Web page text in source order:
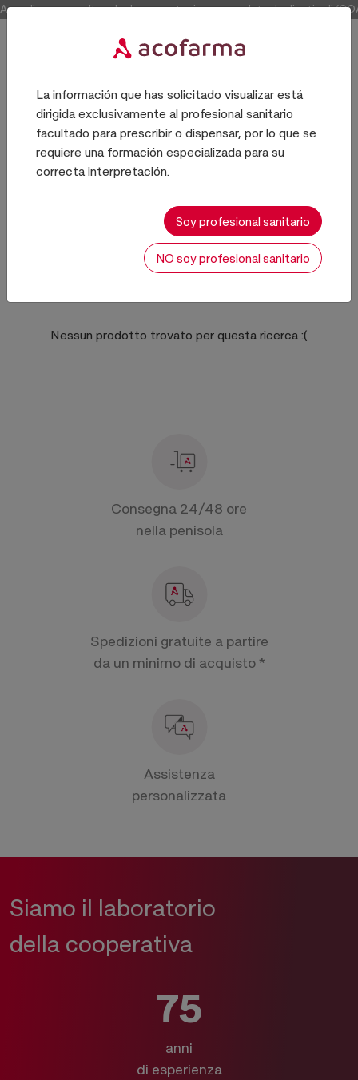
Accedi per consultare la documentazione completa degli articoli
Producto químico
PORTUGAL
Nessun prodotto trovato per questa ricerca :(
Consegna 24/48 ore
nella penisola
Spedizioni gratuite a partire
da un minimo di acquisto *
Assistenza
personalizzata
Siamo il laboratorio
della cooperativa
75
anni
di esperienza
La información que has solicitado visualizar está
dirigida exclusivamente al profesional sanitario
facultado para prescribir o dispensar, por lo que se
requiere una formación especializada para su
correcta interpretación.
Soy profesional sanitario
NO soy profesional sanitario